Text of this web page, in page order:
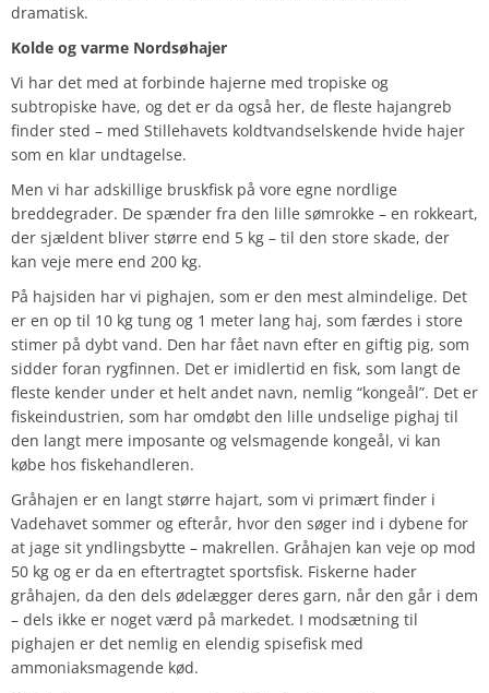
dramatisk.
Kolde og varme Nordsøhajer
Vi har det med at forbinde hajerne med tropiske og
subtropiske have, og det er da også her, de fleste hajangreb
finder sted – med Stillehavets koldtvandselskende hvide hajer
som en klar undtagelse.
Men vi har adskillige bruskfisk på vore egne nordlige
breddegrader. De spænder fra den lille sømrokke – en rokkeart,
der sjældent bliver større end 5 kg – til den store skade, der
kan veje mere end 200 kg.
På hajsiden har vi pighajen, som er den mest almindelige. Det
er en op til 10 kg tung og 1 meter lang haj, som færdes i store
stimer på dybt vand. Den har fået navn efter en giftig pig, som
sidder foran rygfinnen. Det er imidlertid en fisk, som langt de
fleste kender under et helt andet navn, nemlig “kongeål”. Det er
fiskeindustrien, som har omdøbt den lille undselige pighaj til
den langt mere imposante og velsmagende kongeål, vi kan
købe hos fiskehandleren.
Gråhajen er en langt større hajart, som vi primært finder i
Vadehavet sommer og efterår, hvor den søger ind i dybene for
at jage sit yndlingsbytte – makrellen. Gråhajen kan veje op mod
50 kg og er da en eftertragtet sportsfisk. Fiskerne hader
gråhajen, da den dels ødelægger deres garn, når den går i dem
– dels ikke er noget værd på markedet. I modsætning til
pighajen er det nemlig en elendig spisefisk med
ammoniaksmagende kød.